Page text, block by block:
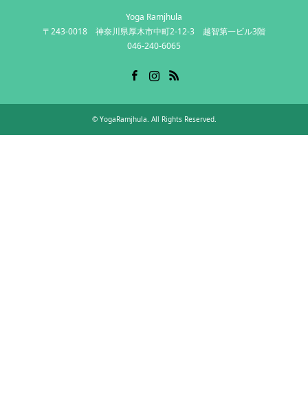
Yoga Ramjhula
〒243-0018 神奈川県厚木市中町2-12-3 越智第一ビル3階
046-240-6065
© YogaRamjhula . All Rights Reserved.